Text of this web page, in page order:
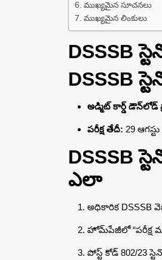
ముఖ్యమైన సూచనలు
ముఖ్యమైన లింకులు
DSSSB
DSSSB
అడ్మిట్ కార్డ్ డౌన్‌లోడ్
పరీక్ష తేదీ: 29
DSSSB
ఎలా
అధికారిక DSSSB
హోమ్‌పేజీలో “పరీక్ష
పోస్ట్ కోడ్ 802/23